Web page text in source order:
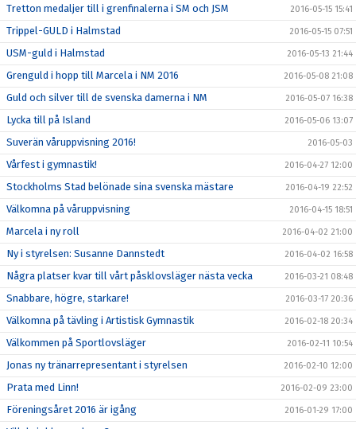
Tretton medaljer till i grenfinalerna i SM och JSM 2016-05-15 15:41
Trippel-GULD i Halmstad 2016-05-15 07:51
USM-guld i Halmstad 2016-05-13 21:44
Grenguld i hopp till Marcela i NM 2016 2016-05-08 21:08
Guld och silver till de svenska damerna i NM 2016-05-07 16:38
Lycka till på Island 2016-05-06 13:07
Suverän våruppvisning 2016! 2016-05-03
Vårfest i gymnastik! 2016-04-27 12:00
Stockholms Stad belönade sina svenska mästare 2016-04-19 22:52
Välkomna på våruppvisning 2016-04-15 18:51
Marcela i ny roll 2016-04-02 21:00
Ny i styrelsen: Susanne Dannstedt 2016-04-02 16:58
Några platser kvar till vårt påsklovsläger nästa vecka 2016-03-21 08:48
Snabbare, högre, starkare! 2016-03-17 20:36
Välkomna på tävling i Artistisk Gymnastik 2016-02-18 20:34
Välkommen på Sportlovsläger 2016-02-11 10:54
Jonas ny tränarrepresentant i styrelsen 2016-02-10 12:00
Prata med Linn! 2016-02-09 23:00
Föreningsåret 2016 är igång 2016-01-29 17:00